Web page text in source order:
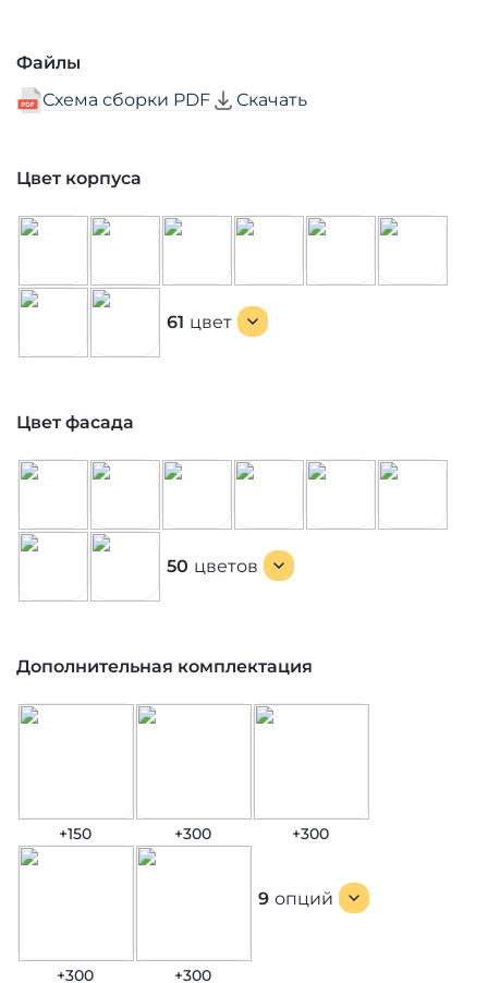
Файлы
Схема сборки PDF
Скачать
Цвет корпуса
61 цвет
Цвет фасада
50 цветов
Дополнительная комплектация
+150 +300 +300
+300 +300
9 опций